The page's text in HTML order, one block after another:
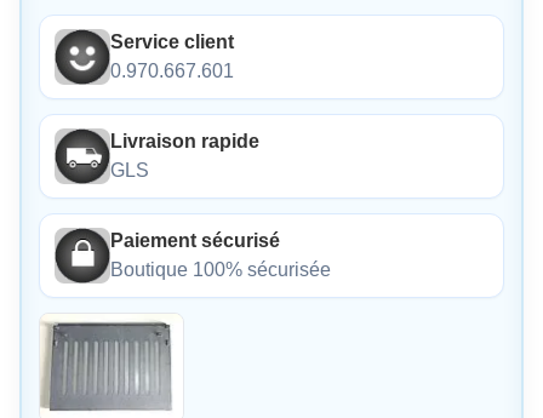
Service client
0.970.667.601
Livraison rapide
GLS
Paiement sécurisé
Boutique 100% sécurisée